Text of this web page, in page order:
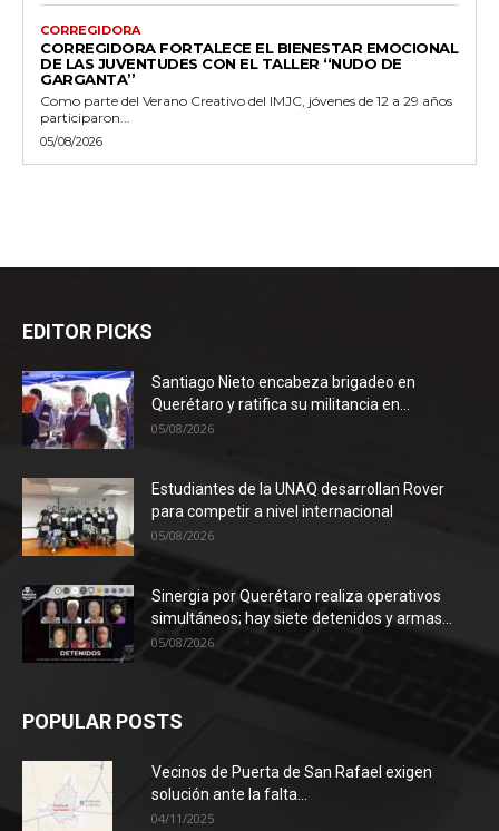
CORREGIDORA
CORREGIDORA FORTALECE EL BIENESTAR EMOCIONAL
DE LAS JUVENTUDES CON EL TALLER ‘‘NUDO DE
GARGANTA’’
Como parte del Verano Creativo del IMJC, jóvenes de 12 a 29 años
participaron...
05/08/2026
EDITOR PICKS
Santiago Nieto encabeza brigadeo en
Querétaro y ratifica su militancia en...
05/08/2026
Estudiantes de la UNAQ desarrollan Rover
para competir a nivel internacional
05/08/2026
Sinergia por Querétaro realiza operativos
simultáneos; hay siete detenidos y armas...
05/08/2026
POPULAR POSTS
Vecinos de Puerta de San Rafael exigen
solución ante la falta...
04/11/2025